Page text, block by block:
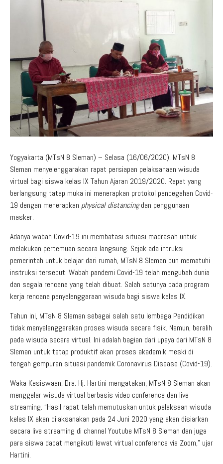
Pojok Literasi
Maklumat Pelayanan
Download
Informasi Publik
Regulasi PPID
Profil PPID
Struktur Organisasi
Yogyakarta (MTsN 8 Sleman) – Selasa (16/06/2020), MTsN 8
Sleman menyelenggarakan rapat persiapan pelaksanaan wisuda
virtual bagi siswa kelas IX Tahun Ajaran 2019/2020. Rapat yang
berlangsung tatap muka ini menerapkan protokol pencegahan Covid-
19 dengan menerapkan physical distancingdan penggunaan
masker.
Adanya wabah Covid-19 ini membatasi situasi madrasah untuk
melakukan pertemuan secara langsung. Sejak ada intruksi
pemerintah untuk belajar dari rumah, MTsN 8 Sleman pun mematuhi
instruksi tersebut. Wabah pandemi Covid-19 telah mengubah dunia
dan segala rencana yang telah dibuat. Salah satunya pada program
kerja rencana penyelenggaraan wisuda bagi siswa kelas IX.
Tahun ini, MTsN 8 Sleman sebagai salah satu lembaga Pendidikan
tidak menyelenggarakan proses wisuda secara fisik. Namun, beralih
pada wisuda secara virtual. Ini adalah bagian dari upaya dari MTsN 8
Sleman untuk tetap produktif akan proses akademik meski di
tengah gempuran situasi pandemik Coronavirus Disease (Covid-19).
Waka Kesiswaan, Dra. Hj. Hartini mengatakan, MTsN 8 Sleman akan
menggelar wisuda virtual berbasis video conference dan live
streaming. “Hasil rapat telah memutuskan untuk pelaksaan wisuda
kelas IX akan dilaksanakan pada 24 Juni 2020 yang akan disiarkan
secara live streaming di channel Youtube MTsN 8 Sleman dan juga
para siswa dapat mengikuti lewat virtual conference via Zoom,” ujar
Hartini.